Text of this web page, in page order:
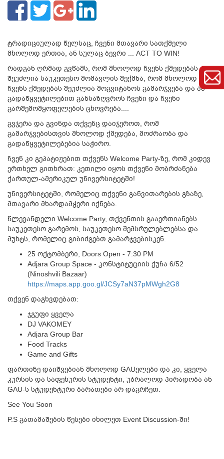
ტრადიციულად წელსაც, ჩვენი მთავარი სათქმელი
მხოლოდ ერთია, ან სულაც ბევრი ... ACT TO WIN!
რადგან ღრმად გვწამს, რომ მხოლოდ ჩვენს ქმედებას
შეუძლია საუკეთესო მომავლის შექმნა, რომ მხოლოდ
ჩვენს ქმედებას შეუძლია მოგვიტანოს გამარჯვება და ამ
გადაწყვეტილებით განსაზღვროს ჩვენი და ჩვენი
გარშემომყოფელების ცხოვრება....
გვჯერა და გვინდა თქვენც დაიჯეროთ, რომ
გამარჯვებისთვის მხოლოდ ქმედება, მოძრაობა და
გადაწყვეტილებებია საჭირო.
ჩვენ კი გეპატიჟებით თქვენს Welcome Party-ზე, რომ კიდევ
ერთხელ გითხრათ: კეთილი იყოს თქვენი მობრძანება
ქართულ-ამერიკულ უნივერსიტეტში!
უნივერსიტეტში, რომელიც თქვენი განვითარების გზაზე,
მთავარი მხარდამჭერი იქნება.
წლევანდელი Welcome Party, თქვენთის გააერთიანებს
საუკეთესო გარემოს, საუკეთესო შემსრულებლებსა და
მუხტს, რომელიც გიბიძგებთ გამარჯვებისკენ:
25 ოქტომბერი, Doors Open - 7:30 PM
Adjara Group Space - კონსტიტუციის ქუჩა 6/52
(Ninoshvili Bazaar)
https://maps.app.goo.gl/JCSy7aN37pMWgh2G8
თქვენ დაგხვდებათ:
ჯგუფი ყველა
DJ VAKOMEY
Adjara Group Bar
Food Tracks
Game and Gifts
ფართიზე დაიშვებიან მხოლოდ GAUელები და კი, ყველა
კურსის და საფეხურის სტუდენტი, უბრალოდ პირადობა ან
GAU-ს სტუდენტური ბარათები არ დაგრჩეთ.
See You Soon
P.S გათამაშების წესები იხილეთ Event Discussion-ში!